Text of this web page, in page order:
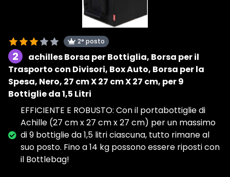
2° posto
2
achilles Borsa per Bottiglia, Borsa per il
Trasporto con Divisori, Box Auto, Borsa per la
Spesa, Nero, 27 cm X 27 cm X 27 cm, per 9
Bottiglie da 1,5 Litri
EFFICIENTE E ROBUSTO: Con il portabottiglie di
Achille (27 cm x 27 cm x 27 cm) per un massimo
di 9 bottiglie da 1,5 litri ciascuna, tutto rimane al
suo posto. Fino a 14 kg possono essere riposti con
il Bottlebag!